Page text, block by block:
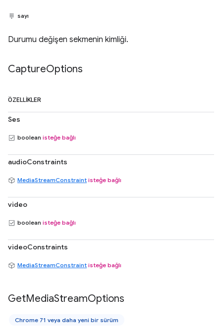
sayı
Durumu değişen sekmenin kimliği.
CaptureOptions
ÖZELLIKLER
Ses
boolean isteğe bağlı
audioConstraints
MediaStreamConstraint isteğe bağlı
video
boolean isteğe bağlı
videoConstraints
MediaStreamConstraint isteğe bağlı
GetMediaStreamOptions
Chrome 71 veya daha yeni bir sürüm